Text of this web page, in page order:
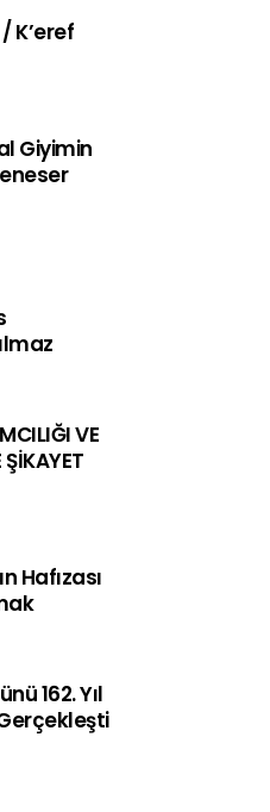
/ K’eref
Giyimin
VE
ŞİKAYET
Hafızası
162. Yıl